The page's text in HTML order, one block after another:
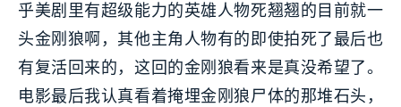
乎美剧里有超级能力的英雄人物死翘翘的目前就一
头金刚狼啊，其他主角人物有的即使拍死了最后也
有复活回来的，这回的金刚狼看来是真没希望了。
电影最后我认真看着掩埋金刚狼尸体的那堆石头，